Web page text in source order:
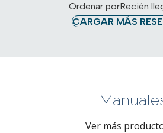
Ordenar porRecién
CARGAR MÁS
Ver más